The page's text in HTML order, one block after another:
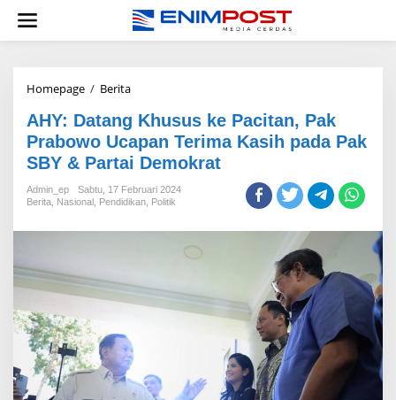
konten
Homepage / BeritaAHY:
Khusus
ke
Pacitan,
Pak
Prabowo
Ucapan
Kasih
Partai
AHY: Datang Khusus ke Pacitan, Pak
Prabowo Ucapan Terima Kasih pada Pak
SBY & Partai Demokrat
Admin_ep
Sabtu, 17 Februari 2024
Berita Nasional Pendidikan Politik